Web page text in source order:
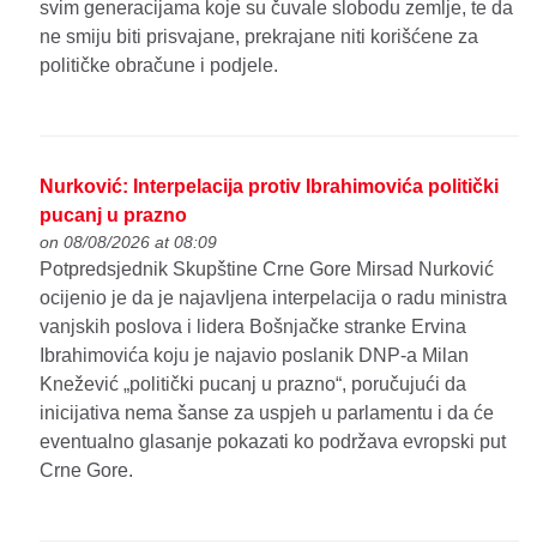
svim generacijama koje su čuvale slobodu zemlje, te da
ne smiju biti prisvajane, prekrajane niti korišćene za
političke obračune i podjele.
Nurković: Interpelacija protiv Ibrahimovića politički
pucanj u prazno
on 08/08/2026 at 08:09
Potpredsjednik Skupštine Crne Gore Mirsad Nurković
ocijenio je da je najavljena interpelacija o radu ministra
vanjskih poslova i lidera Bošnjačke stranke Ervina
Ibrahimovića koju je najavio poslanik DNP-a Milan
Knežević „politički pucanj u prazno“, poručujući da
inicijativa nema šanse za uspjeh u parlamentu i da će
eventualno glasanje pokazati ko podržava evropski put
Crne Gore.